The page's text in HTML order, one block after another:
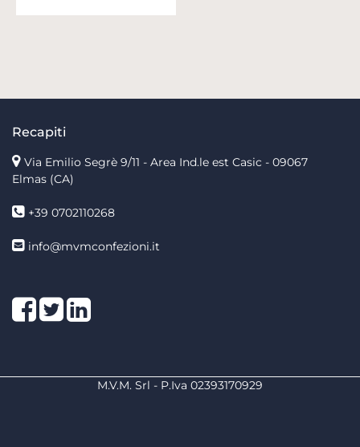
Recapiti
Via Emilio Segrè 9/11 - Area Ind.le est Casic - 09067
Elmas (CA)
+39 0702110268
info@mvmconfezioni.it
Facebook
TwitterLinkedIn
M.V.M. Srl - P.Iva 02393170929